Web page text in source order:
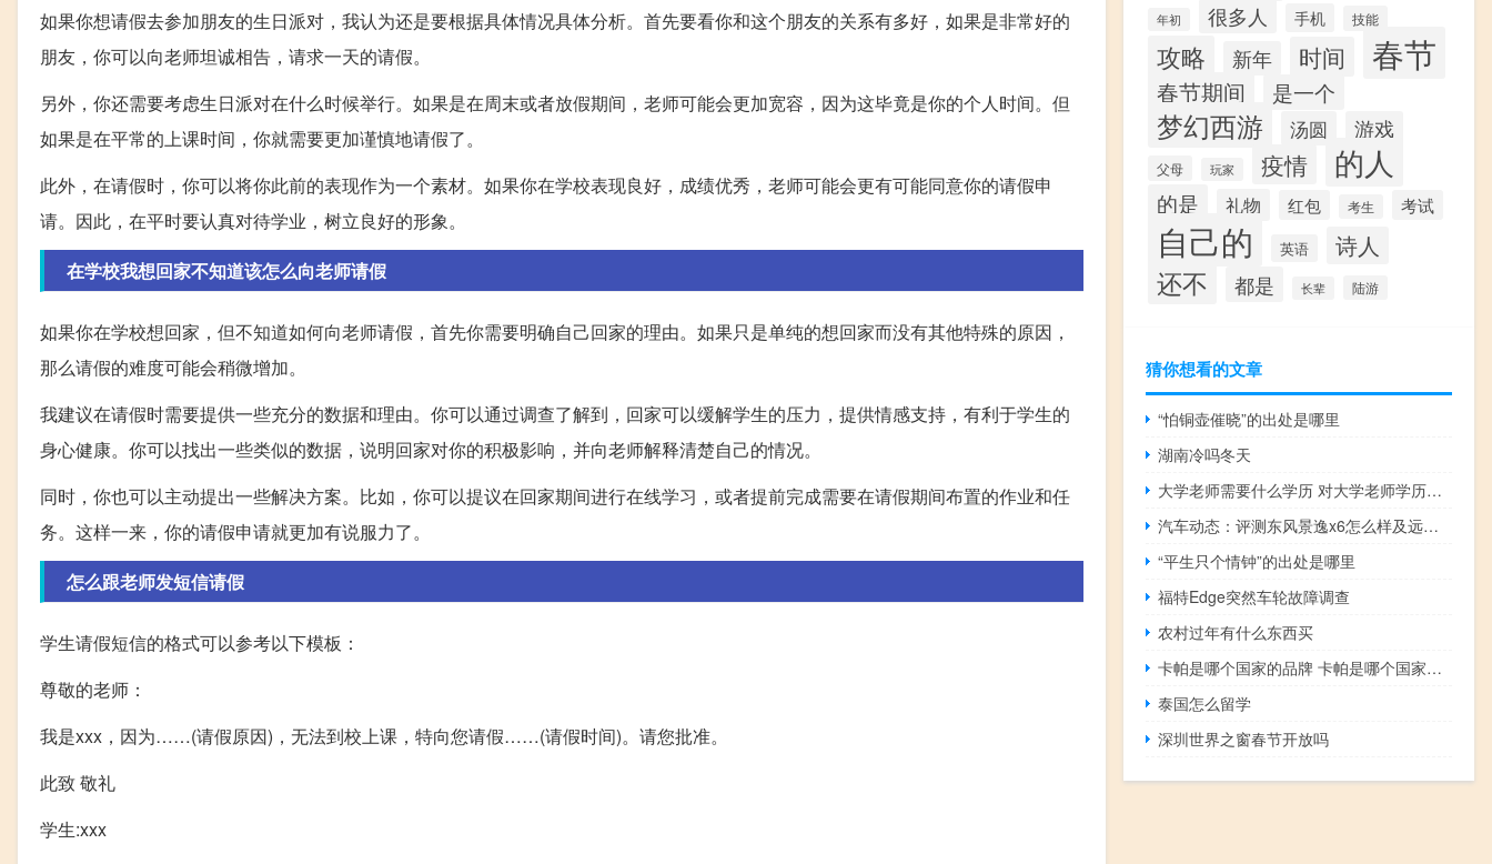
如果你想请假去参加朋友的生日派对，我认为还是要根据具体情况具体分析。首先要看你和这个朋友的关系有多好，如果是非常好的
朋友，你可以向老师坦诚相告，请求一天的请假。
另外，你还需要考虑生日派对在什么时候举行。如果是在周末或者放假期间，老师可能会更加宽容，因为这毕竟是你的个人时间。但
如果是在平常的上课时间，你就需要更加谨慎地请假了。
此外，在请假时，你可以将你此前的表现作为一个素材。如果你在学校表现良好，成绩优秀，老师可能会更有可能同意你的请假申
请。因此，在平时要认真对待学业，树立良好的形象。
在学校我想回家不知道该怎么向老师请假
如果你在学校想回家，但不知道如何向老师请假，首先你需要明确自己回家的理由。如果只是单纯的想回家而没有其他特殊的原因，
那么请假的难度可能会稍微增加。
我建议在请假时需要提供一些充分的数据和理由。你可以通过调查了解到，回家可以缓解学生的压力，提供情感支持，有利于学生的
身心健康。你可以找出一些类似的数据，说明回家对你的积极影响，并向老师解释清楚自己的情况。
同时，你也可以主动提出一些解决方案。比如，你可以提议在回家期间进行在线学习，或者提前完成需要在请假期间布置的作业和任
务。这样一来，你的请假申请就更加有说服力了。
怎么跟老师发短信请假
学生请假短信的格式可以参考以下模板：
尊敬的老师：
我是xxx，因为……(请假原因)，无法到校上课，特向您请假……(请假时间)。请您批准。
此致 敬礼
学生:xxx
年初 很多人 手机 技能
攻略 新年 时间 春节
春节期间 是一个
梦幻西游 汤圆 游戏
父母 玩家 疫情 的人
的是 礼物 红包 考生 考试
自己的 英语 诗人
还不 都是 长辈 陆游
猜你想看的文章
“怕铜壶催晓”的出处是哪里
湖南冷吗冬天
大学老师需要什么学历 对大学老师学历要求是什么
汽车动态：评测东风景逸x6怎么样及远景suv1.8多少钱
“平生只个情钟”的出处是哪里
福特Edge突然车轮故障调查
农村过年有什么东西买
卡帕是哪个国家的品牌 卡帕是哪个国家的品牌
泰国怎么留学
深圳世界之窗春节开放吗